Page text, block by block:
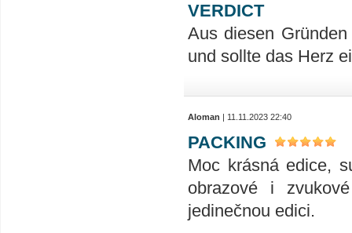
VERDICT
Aus diesen
und sollte das Herz
Aloman | 11.11.2023 22:40
PACKING
Moc krásná edice,
obrazové i
jedinečnou edici.